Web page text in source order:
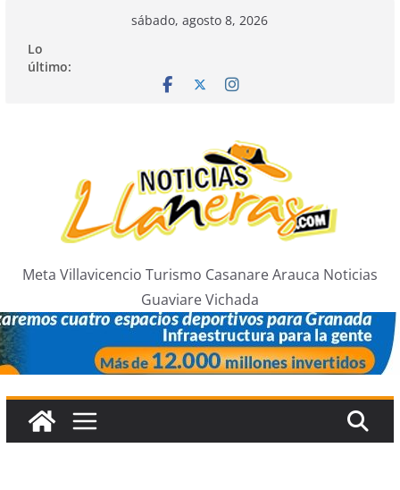
contenido
sábado, agosto 8, 2026
Lo
último:
Meta Villavicencio Turismo Casanare Arauca Noticias
Guaviare Vichada